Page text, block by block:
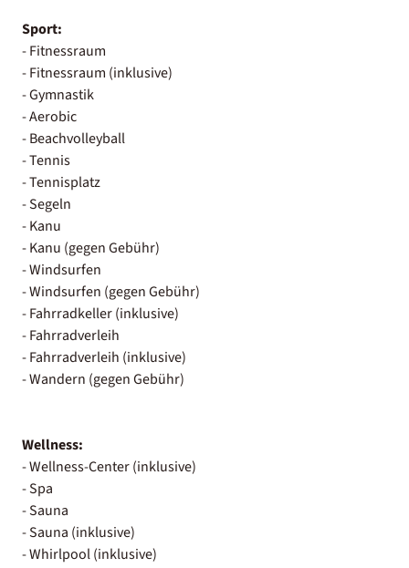
Sport:
- Fitnessraum
- Fitnessraum (inklusive)
- Gymnastik
- Aerobic
- Beachvolleyball
- Tennis
- Tennisplatz
- Segeln
- Kanu
- Kanu (gegen Gebühr)
- Windsurfen
- Windsurfen (gegen Gebühr)
- Fahrradkeller (inklusive)
- Fahrradverleih
- Fahrradverleih (inklusive)
- Wandern (gegen Gebühr)
Wellness:
- Wellness-Center (inklusive)
- Spa
- Sauna
- Sauna (inklusive)
- Whirlpool (inklusive)